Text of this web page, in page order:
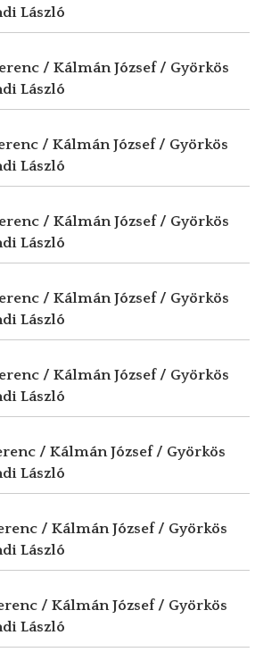
László
/ Kálmán József / Györkös
László
/ Kálmán József / Györkös
László
/ Kálmán József / Györkös
László
/ Kálmán József / Györkös
László
/ Kálmán József / Györkös
László
/ Kálmán József / Györkös
László
/ Kálmán József / Györkös
László
/ Kálmán József / Györkös
László